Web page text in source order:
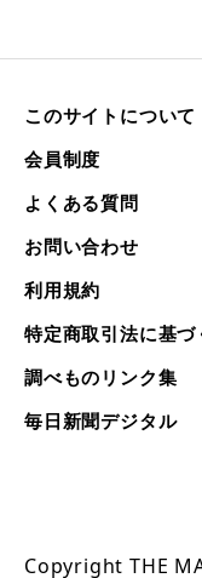
このサイトについて
会員制度
よくある質問
お問い合わせ
利用規約
特定商取引法に基づ
調べものリンク集
毎日新聞デジタル
Copyright THE